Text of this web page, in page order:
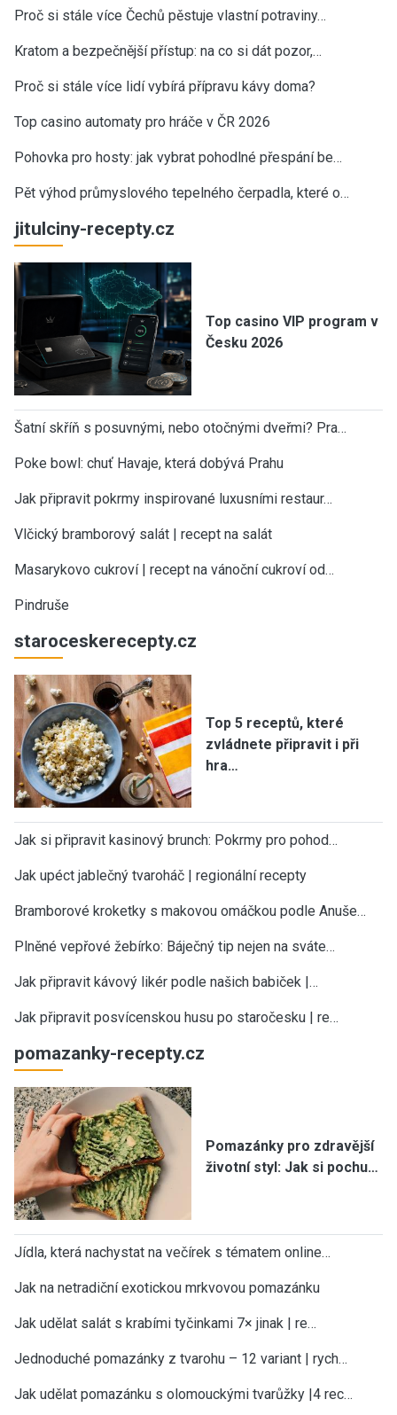
Proč si stále více Čechů pěstuje vlastní potraviny…
Kratom a bezpečnější přístup: na co si dát pozor,…
Proč si stále více lidí vybírá přípravu kávy doma?
Top casino automaty pro hráče v ČR 2026
Pohovka pro hosty: jak vybrat pohodlné přespání be…
Pět výhod průmyslového tepelného čerpadla, které o…
jitulciny-recepty.cz
Top casino VIP program v
Česku 2026
Šatní skříň s posuvnými, nebo otočnými dveřmi? Pra…
Poke bowl: chuť Havaje, která dobývá Prahu
Jak připravit pokrmy inspirované luxusními restaur…
Vlčický bramborový salát | recept na salát
Masarykovo cukroví | recept na vánoční cukroví od…
Pindruše
staroceskerecepty.cz
Top 5 receptů, které
zvládnete připravit i při
hra…
Jak si připravit kasinový brunch: Pokrmy pro pohod…
Jak upéct jablečný tvaroháč | regionální recepty
Bramborové kroketky s makovou omáčkou podle Anuše…
Plněné vepřové žebírko: Báječný tip nejen na sváte…
Jak připravit kávový likér podle našich babiček |…
Jak připravit posvícenskou husu po staročesku | re…
pomazanky-recepty.cz
Pomazánky pro zdravější
životní styl: Jak si pochu…
Jídla, která nachystat na večírek s tématem online…
Jak na netradiční exotickou mrkvovou pomazánku
Jak udělat salát s krabími tyčinkami 7× jinak | re…
Jednoduché pomazánky z tvarohu – 12 variant | rych…
Jak udělat pomazánku s olomouckými tvarůžky |4 rec…